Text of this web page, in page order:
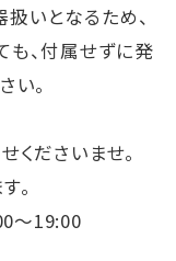
いとなるため、
も、付属せずに発
い。
ださいませ。
。
～19:00